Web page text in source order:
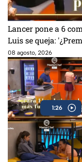
Lancer pone a 6
Luis se queja:
08 agosto, 2026
1:26